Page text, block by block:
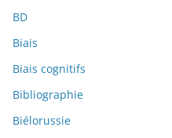
BD
Biais
Biais cognitifs
Bibliographie
Biélorussie